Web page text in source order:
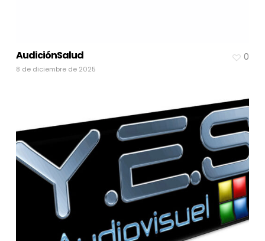
AudiciónSalud
8 de diciembre de 2025
0